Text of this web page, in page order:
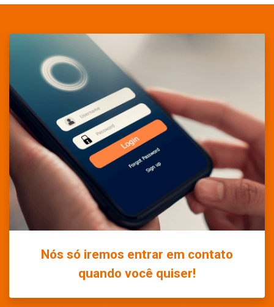
Nós só iremos entrar em contato
quando você quiser!